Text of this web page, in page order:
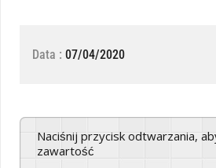
Data : 07/04/2020
Naciśnij przycisk odtwarzania, aby odsłuchać tę
zawartość